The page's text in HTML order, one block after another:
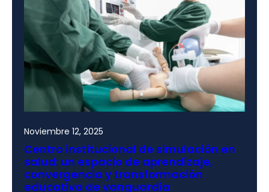
Noviembre 12, 2025
Centro institucional de simulación en
salud: un espacio de aprendizaje,
convergencia y transformación
educativa de vanguardia